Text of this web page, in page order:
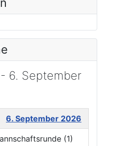
6. September
6. September 2026
(1)